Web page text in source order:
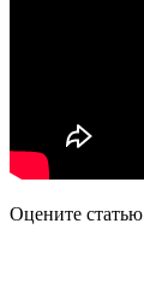
Оцените статью